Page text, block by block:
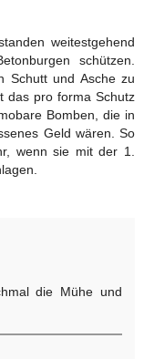
weitestgehend
schützen.
Schutt und Asche zu
das pro forma Schutz
Bomben, die in
Geld wären. So
wenn sie mit der 1.
die Mühe und